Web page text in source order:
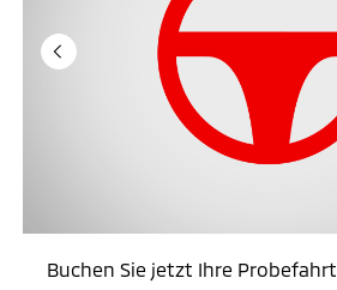
Buchen Sie jetzt Ihre Probefahrt